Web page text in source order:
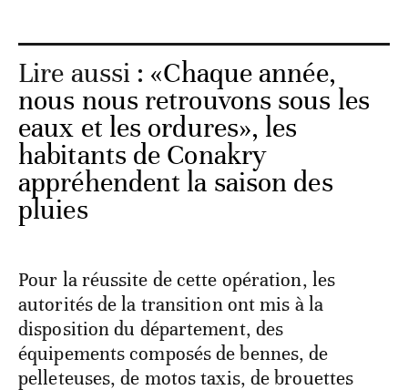
Lire aussi : «Chaque année,
nous nous retrouvons sous les
eaux et les ordures», les
habitants de Conakry
appréhendent la saison des
pluies
Pour la réussite de cette opération, les
autorités de la transition ont mis à la
disposition du département, des
équipements composés de bennes, de
pelleteuses, de motos taxis, de brouettes